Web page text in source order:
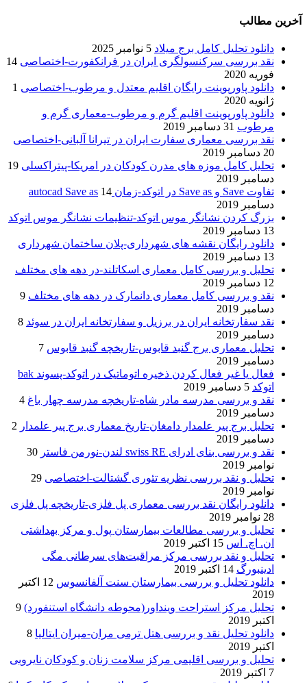
آخرین مطالب
دانلود تحلیل کامل برج میلاد 5 نوامبر 2025
نقد بررسی سرکنسولگری ایران در فرانکفورت-اختصاصی 14
فوریه 2020
دانلود پاورپوینت رایگان اقلیم معتدل و مرطوب-اختصاصی 1
ژانویه 2020
دانلود پاورپوینت اقلیم گرم و مرطوب-معماری گرم و
مرطوب 31 دسامبر 2019
نقد بررسی معماری سفارت ایران در تیرانا آلبانی-اختصاصی
20 دسامبر 2019
تحلیل کامل موزه های مدرن کودکان در امریکا-پیتراکسلی 19
دسامبر 2019
تفاوت Save و Save as در اتوکد-زمان autocad Save as
14
دسامبر 2019
بزرگ کردن نشانگر موس اتوکد-تنظیمات نشانگر موس اتوکد
13 دسامبر 2019
دانلود رایگان نقشه های شهرداری-پلان ساختمان شهرداری
13 دسامبر 2019
تحلیل و بررسی کامل معماری اسکاتلند-در دهه های مختلف
12 دسامبر 2019
نقد و بررسی کامل معماری دانمارک در دهه های مختلف 9
دسامبر 2019
نقد سفارتخانه ایران در برزیل و سفارتخانه ایران در سوئد 8
دسامبر 2019
تحلیل معماری برج گنبد قابوس-تاریخچه گنبد قابوس 7
دسامبر 2019
فعال یا غیر فعال کردن ذخیره اتوماتیک در اتوکد-پسوند bak
اتوکد 5 دسامبر 2019
نقد و بررسی مدرسه مادر شاه-تاریخچه مدرسه چهار باغ 4
دسامبر 2019
تحلیل برج پیر علمدار دامغان-تاریخ معماری برج پیر علمدار 2
دسامبر 2019
نقد و بررسی بنای ادرای swiss RE لندن-نورمن فاستر
30
نوامبر 2019
تحلیل و نقد بررسی نظریه تئوری گشتالت-اختصاصی 29
نوامبر 2019
دانلود رایگان نقد بررسی معماری پل فلزی-تاریخچه پل فلزی
28 نوامبر 2019
تحلیل و بررسی مطالعات بیمارستان پول و مرکز بهداشتی
ان. اچ. اس 15 اکتبر 2019
تحلیل و نقد بررسی مرکز مراقبت‌های سرطانی مگی
ادینبورگ 14 اکتبر 2019
دانلود تحلیل و بررسی بیمارستان سنت آلفانسوس
12 اکتبر
2019
تحلیل مرکز استراحت وینداور(محوطه دانشگاه استنفورد) 9
اکتبر 2019
دانلود تحلیل نقد و بررسی هتل ترمی مران-میران ایتالیا 8
اکتبر 2019
تحلیل و بررسی اقلیمی مرکز سلامت زنان و کودکان نایروبی
7 اکتبر 2019